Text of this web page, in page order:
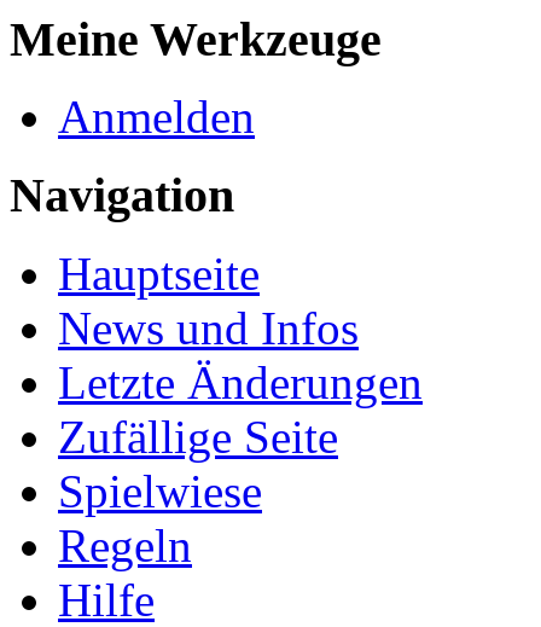
Meine Werkzeuge
Anmelden
Navigation
Hauptseite
News und Infos
Letzte Änderungen
Zufällige Seite
Spielwiese
Regeln
Hilfe